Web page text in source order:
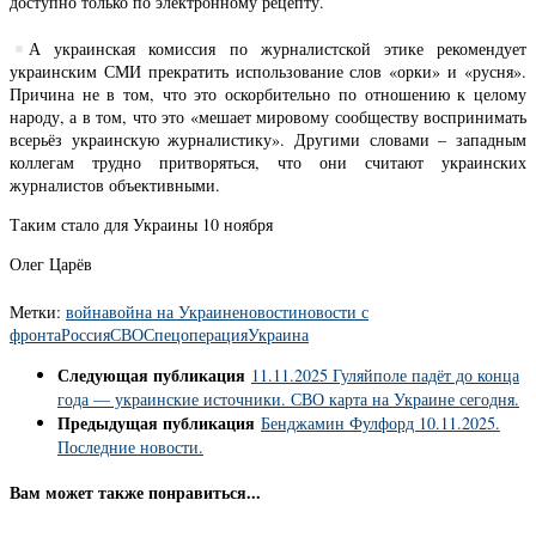
А украинская комиссия по журналистской этике рекомендует
украинским СМИ прекратить использование слов «орки» и «русня».
Причина не в том, что это оскорбительно по отношению к целому
народу, а в том, что это «мешает мировому сообществу воспринимать
всерьёз украинскую журналистику». Другими словами – западным
коллегам трудно притворяться, что они считают украинских
журналистов объективными.
Таким стало для Украины 10 ноября
Олег Царёв
Метки: войнавойна на Украиненовостиновости с
фронтаРоссияСВОСпецоперацияУкраина
Следующая публикация 11.11.2025 Гуляйполе падёт до конца
года — украинские источники. СВО карта на Украине сегодня.
Предыдущая публикация Бенджамин Фулфорд 10.11.2025.
Последние новости.
Вам может также понравиться...